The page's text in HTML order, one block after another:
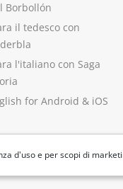
d'uso e per scopi di
Borbollón
il tedesco con
l'italiano con Saga
for Android & iOS